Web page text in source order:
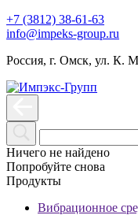
+7 (3812) 38-61-63
info@impeks-group.ru
Россия, г. Омск, ул. К.
Ничего не найдено
Попробуйте снова
Продукты
Вибрационное